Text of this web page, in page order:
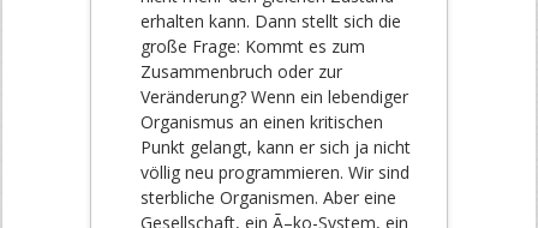
erhalten kann. Dann stellt sich die
große Frage: Kommt es zum
Zusammenbruch oder zur
Veränderung? Wenn ein lebendiger
Organismus an einen kritischen
Punkt gelangt, kann er sich ja nicht
völlig neu programmieren. Wir sind
sterbliche Organismen. Aber eine
Gesellschaft, ein Ã–ko-System, ein